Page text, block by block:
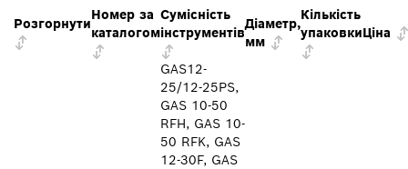
Розгорнути
Номер за
каталогом
Сумісність
інструментів
Діаметр,
мм
Кількість
упаковкиЦіна
GAS12-
25/12-25PS,
GAS 10-50
RFH, GAS 10-
50 RFK, GAS
12-30F, GAS